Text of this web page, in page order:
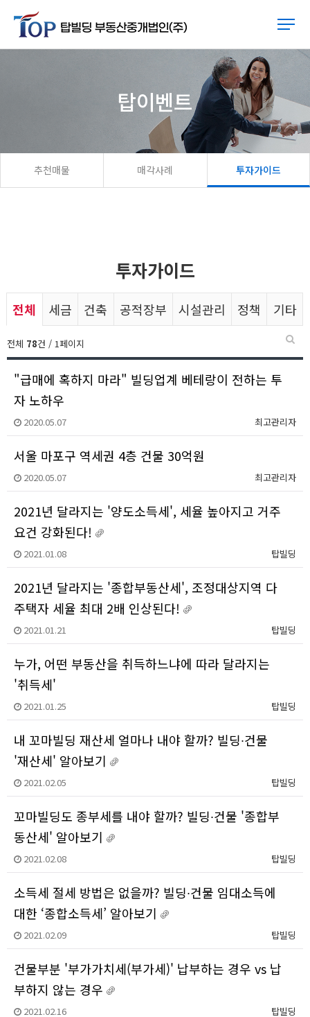
탑이벤트
추천매물 매각사례 투자가이드
투자가이드
전체 세금 건축 공적장부 시설관리 정책 기타
전체 78건 / 1페이지
"급매에 혹하지 마라" 빌딩업계 베테랑이 전하는 투
자 노하우
최고관리자
2020.05.07
서울 마포구 역세권 4층 건물 30억원
최고관리자
2020.05.07
2021년 달라지는 '양도소득세', 세율 높아지고 거주
요건 강화된다!
탑빌딩
2021.01.08
2021년 달라지는 '종합부동산세', 조정대상지역 다
주택자 세율 최대 2배 인상된다!
탑빌딩
2021.01.21
누가, 어떤 부동산을 취득하느냐에 따라 달라지는
'취득세'
탑빌딩
2021.01.25
내 꼬마빌딩 재산세 얼마나 내야 할까? 빌딩∙건물
'재산세' 알아보기
탑빌딩
2021.02.05
꼬마빌딩도 종부세를 내야 할까? 빌딩∙건물 '종합부
동산세' 알아보기
탑빌딩
2021.02.08
소득세 절세 방법은 없을까? 빌딩∙건물 임대소득에
대한 ‘종합소득세’ 알아보기
탑빌딩
2021.02.09
건물부분 '부가가치세(부가세)' 납부하는 경우 vs 납
부하지 않는 경우
탑빌딩
2021.02.16